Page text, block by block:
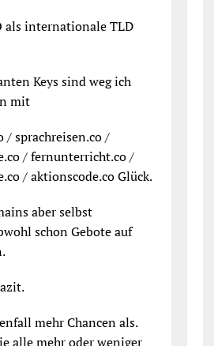
als internationale TLD
Keys sind weg ich
mit
/ sprachreisen.co /
/ fernunterricht.co /
/ aktionscode.co Glück.
aber selbst
schon Gebote auf
mehr Chancen als.
alle mehr oder weniger